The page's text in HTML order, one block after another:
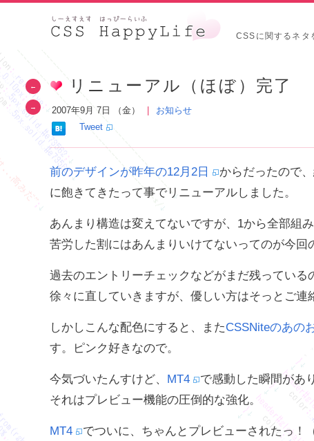
CSSに関するネタ
←
→
リニューアル（ほぼ）完了
2007年9月 7日 （金）
お知らせ
Tweet
前のデザインが昨年の12月2日 からだったので
に飽きてきたって事でリニューアルしました。
あんまり構造は変えてないですが、1から全部組み
苦労した割にはあんまりいけてないってのが今回
過去のエントリーチェックなどがまだ残ってい
徐々に直していきますが、優しい方はそっとご連
しかしこんな配色にすると、またCSSNiteのあの
す。ピンク好きなので。
今気づいたんすけど、 MT4
で感動した瞬間があ
それはプレビュー機能の圧倒的な強化。
MT4 でついに、ちゃんとプレビューされたっ！